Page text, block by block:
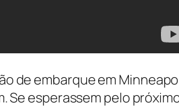
de embarque em
Se esperassem pelo